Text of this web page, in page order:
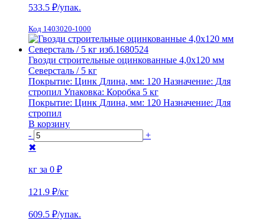
533.5 ₽/упак.
Код 1403020-1000
Гвозди строительные оцинкованные 4,0х120 мм
Северсталь / 5 кг
Покрытие: Цинк Длина, мм: 120 Назначение: Для
стропил Упаковка: Коробка 5 кг
Покрытие: Цинк Длина, мм: 120 Назначение: Для
стропил
В корзину
-
+
✖
кг за 0 ₽
121.9 ₽/кг
609.5 ₽/упак.